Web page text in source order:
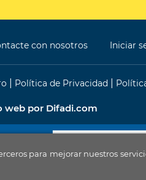
para mejorar nuestros
con nosotros Iniciar
Política de Privacidad
web por Difadi.com